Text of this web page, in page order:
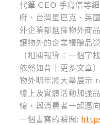
代筆 CEO 手寫信等
府、台灣星巴克、英
外企業都選擇物外商
讓物外的企業禮贈品
（相關報導：一個字
依然如昔｜更多文章）
物外明年將大舉展
線上及實體活動加強
線，與消費者一起邁
一個書寫的瞬間: